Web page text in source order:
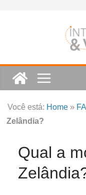
Você está: Home »
Zelândia?
Qual a